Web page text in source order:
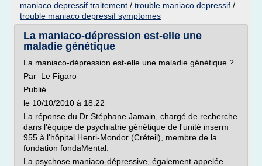
maniaco depressif traitement / trouble maniaco depressif /
trouble maniaco depressif symptomes
La maniaco-dépression est-elle une
maladie génétique
La maniaco-dépression est-elle une maladie génétique ?
Par Le Figaro
Publié
le 10/10/2010 à 18:22
La réponse du Dr Stéphane Jamain, chargé de recherche
dans l'équipe de psychiatrie génétique de l'unité inserm
955 à l'hôpital Henri-Mondor (Créteil), membre de la
fondation fondaMental.
La psychose maniaco-dépressive, également appelée